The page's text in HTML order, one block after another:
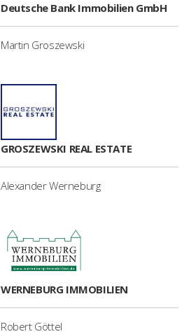
Deutsche Bank Immobilien GmbH
Martin Groszewski
GROSZEWSKI REAL ESTATE
Alexander Werneburg
WERNEBURG IMMOBILIEN
Robert Göttel